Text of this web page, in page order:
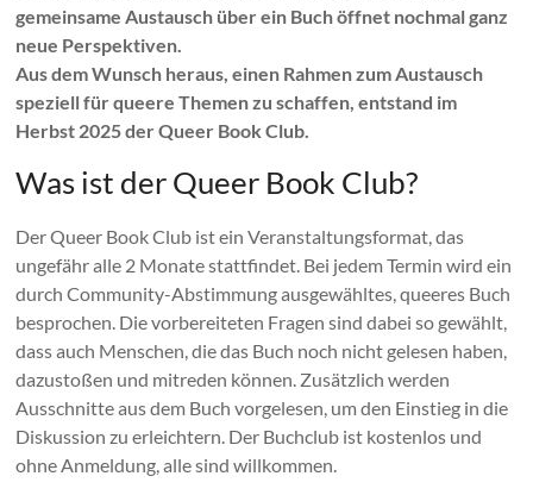
gemeinsame Austausch über ein Buch öffnet nochmal ganz
neue Perspektiven.
Aus dem Wunsch heraus, einen Rahmen zum Austausch
speziell für queere Themen zu schaffen, entstand im
Herbst 2025 der Queer Book Club.
Was ist der Queer Book Club?
Der Queer Book Club ist ein Veranstaltungsformat, das
ungefähr alle 2 Monate stattfindet. Bei jedem Termin wird ein
durch Community-Abstimmung ausgewähltes, queeres Buch
besprochen. Die vorbereiteten Fragen sind dabei so gewählt,
dass auch Menschen, die das Buch noch nicht gelesen haben,
dazustoßen und mitreden können. Zusätzlich werden
Ausschnitte aus dem Buch vorgelesen, um den Einstieg in die
Diskussion zu erleichtern. Der Buchclub ist kostenlos und
ohne Anmeldung, alle sind willkommen.